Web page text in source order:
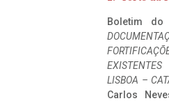
Boletim
LISBOA –
Carlos